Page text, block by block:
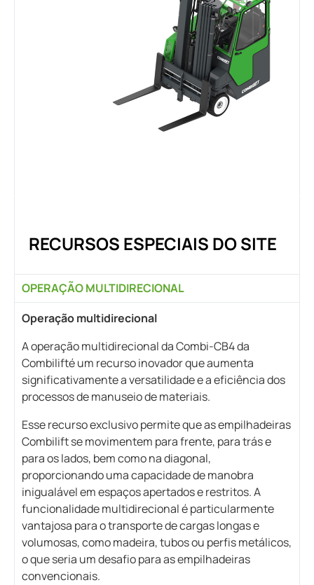
RECURSOS ESPECIAIS DO SITE
OPERAÇÃO MULTIDIRECIONAL
Operação multidirecional
A operação multidirecional da Combi-CB4 da
Combilifté um recurso inovador que aumenta
significativamente a versatilidade e a eficiência dos
processos de manuseio de materiais.
Esse recurso exclusivo permite que as empilhadeiras
Combilift se movimentem para frente, para trás e
para os lados, bem como na diagonal,
proporcionando uma capacidade de manobra
inigualável em espaços apertados e restritos. A
funcionalidade multidirecional é particularmente
vantajosa para o transporte de cargas longas e
volumosas, como madeira, tubos ou perfis metálicos,
o que seria um desafio para as empilhadeiras
convencionais.